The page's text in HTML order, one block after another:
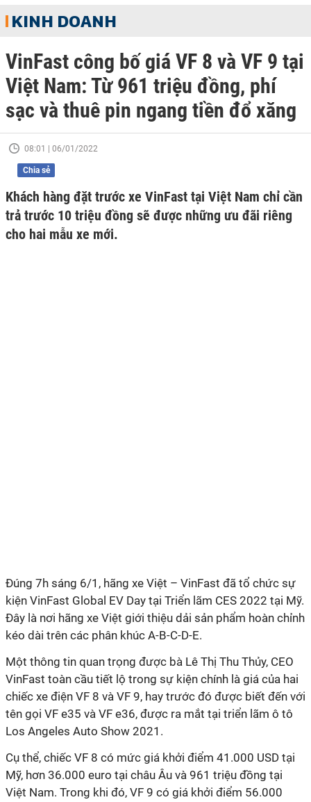
KINH DOANH
VinFast công bố giá VF 8 và VF 9 tại
Việt Nam: Từ 961 triệu đồng, phí
sạc và thuê pin ngang tiền đổ xăng
08:01 | 06/01/2022
Chia sẻ
Khách hàng đặt trước xe VinFast tại Việt Nam chỉ cần
trả trước 10 triệu đồng sẽ được những ưu đãi riêng
cho hai mẫu xe mới.
Đúng 7h sáng 6/1, hãng xe Việt – VinFast đã tổ chức sự
kiện VinFast Global EV Day tại Triển lãm CES 2022 tại Mỹ.
Đây là nơi hãng xe Việt giới thiệu dải sản phẩm hoàn chỉnh
kéo dài trên các phân khúc A-B-C-D-E.
Một thông tin quan trọng được bà Lê Thị Thu Thủy, CEO
VinFast toàn cầu tiết lộ trong sự kiện chính là giá của hai
chiếc xe điện VF 8 và VF 9, hay trước đó được biết đến với
tên gọi VF e35 và VF e36, được ra mắt tại triển lãm ô tô
Los Angeles Auto Show 2021.
Cụ thể, chiếc VF 8 có mức giá khởi điểm 41.000 USD tại
Mỹ, hơn 36.000 euro tại châu Âu và 961 triệu đồng tại
Việt Nam. Trong khi đó, VF 9 có giá khởi điểm 56.000